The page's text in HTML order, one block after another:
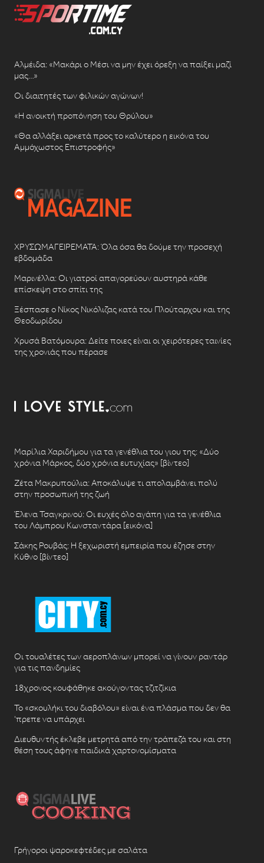
Αλμέιδα: «Μακάρι ο Μέσι να μην έχει όρεξη να παίξει μαζί
μας…»
Οι διαιτητές των φιλικών αγώνων!
«Η ανοικτή προπόνηση του Θρύλου»
«Θα αλλάξει αρκετά προς το καλύτερο η εικόνα του
Αμμόχωστος Επιστροφής»
ΧΡΥΣΩΜΑΓΕΙΡΕΜΑΤΑ: Όλα όσα θα δούμε την προσεχή
εβδομάδα
Μαρινέλλα: Οι γιατροί απαγορεύουν αυστηρά κάθε
επίσκεψη στο σπίτι της
Ξέσπασε ο Νίκος Νικόλιζας κατά του Πλούταρχου και της
Θεοδωρίδου
Χρυσά Βατόμουρα: Δείτε ποιες είναι οι χειρότερες ταινίες
της χρονιάς που πέρασε
Μαρίλια Χαριδήμου για τα γενέθλια του γιου της: «Δύο
χρόνια Μάρκος, δύο χρόνια ευτυχίας» [βίντεο]
Ζέτα Μακρυπούλια: Αποκάλυψε τι απολαμβάνει πολύ
στην προσωπική της ζωή
Έλενα Τσαγκρινού: Οι ευχές όλο αγάπη για τα γενέθλια
του Λάμπρου Κωνσταντάρα [εικόνα]
Σάκης Ρουβάς: Η ξεχωριστή εμπειρία που έζησε στην
Κύθνο [βίντεο]
Οι τουαλέτες των αεροπλάνων μπορεί να γίνουν ραντάρ
για τις πανδημίες
18χρονος κουφάθηκε ακούγοντας τζιτζίκια
Το «σκουλήκι του διαβόλου» είναι ένα πλάσμα που δεν θα
‘πρεπε να υπάρχει
Διευθυντής έκλεβε μετρητά από την τράπεζά του και στη
θέση τους άφηνε παιδικά χαρτονομίσματα
Γρήγοροι ψαροκεφτέδες με σαλάτα